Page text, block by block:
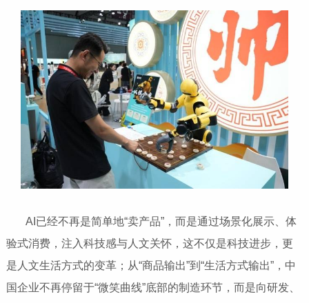
​​​​​​​ AI已经不再是简单地“卖产品”，而是通过场景化展示、体
验式消费，注入科技感与人文关怀，这不仅是科技进步，更
是人文生活方式的变革；从“商品输出”到“生活方式输出”，中
国企业不再停留于“微笑曲线”底部的制造环节，而是向研发、